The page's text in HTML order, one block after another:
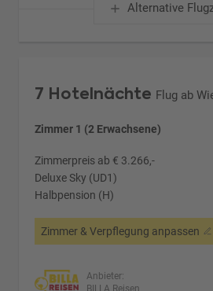
Alternative
7 Hotelnächte Flug ab
Zimmer 1 (2 Erwachsene)
Zimmerpreis ab € 3.266,-
Deluxe Sky (UD1)
Halbpension (H)
Zimmer & Verpflegung anpassen
Anbieter:
BILLA Reisen